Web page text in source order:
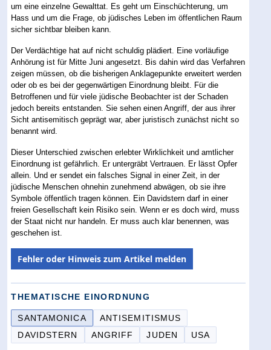
um eine einzelne Gewalttat. Es geht um Einschüchterung, um
Hass und um die Frage, ob jüdisches Leben im öffentlichen Raum
sicher sichtbar bleiben kann.
Der Verdächtige hat auf nicht schuldig plädiert. Eine vorläufige
Anhörung ist für Mitte Juni angesetzt. Bis dahin wird das Verfahren
zeigen müssen, ob die bisherigen Anklagepunkte erweitert werden
oder ob es bei der gegenwärtigen Einordnung bleibt. Für die
Betroffenen und für viele jüdische Beobachter ist der Schaden
jedoch bereits entstanden. Sie sehen einen Angriff, der aus ihrer
Sicht antisemitisch geprägt war, aber juristisch zunächst nicht so
benannt wird.
Dieser Unterschied zwischen erlebter Wirklichkeit und amtlicher
Einordnung ist gefährlich. Er untergräbt Vertrauen. Er lässt Opfer
allein. Und er sendet ein falsches Signal in einer Zeit, in der
jüdische Menschen ohnehin zunehmend abwägen, ob sie ihre
Symbole öffentlich tragen können. Ein Davidstern darf in einer
freien Gesellschaft kein Risiko sein. Wenn er es doch wird, muss
der Staat nicht nur handeln. Er muss auch klar benennen, was
geschehen ist.
Fehler oder Hinweis zum Artikel melden
THEMATISCHE EINORDNUNG
SANTAMONICA
ANTISEMITISMUS
DAVIDSTERN
ANGRIFF JUDEN USA